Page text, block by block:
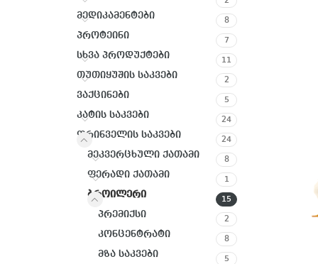
მედიკამენტები 8
პროტეინი 7
სხვა პროდუქტები 11
თუთიყუშის საკვები 2
ვაქცინები 5
კატის საკვები 24
ფრინველის საკვები 24
მეკვერცხული ქათამი 8
ფერადი ქათამი 1
ბროილერი 15
პრემიქსი 2
კონცენტრატი 8
მზა საკვები 5